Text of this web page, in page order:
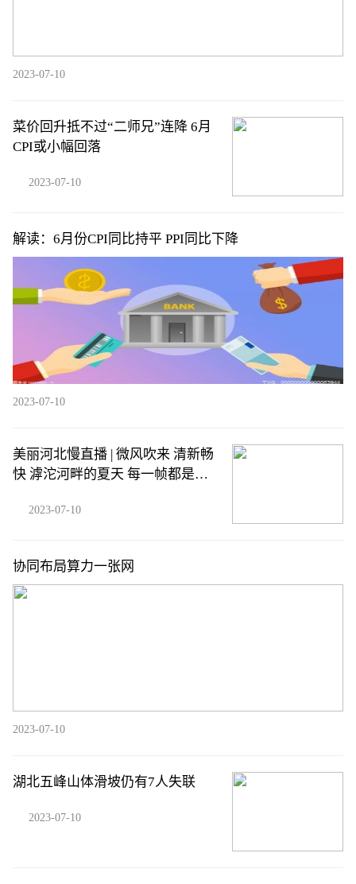
2023-07-10
菜价回升抵不过“二师兄”连降 6月
CPI或小幅回落
2023-07-10
解读：6月份CPI同比持平 PPI同比下降
2023-07-10
美丽河北慢直播 | 微风吹来 清新畅
快 滹沱河畔的夏天 每一帧都是美
近，那么美，周末到河北
2023-07-10
协同布局算力一张网
2023-07-10
湖北五峰山体滑坡仍有7人失联
2023-07-10